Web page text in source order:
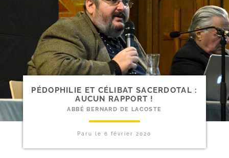
PÉDOPHILIE ET CÉLIBAT SACERDOTAL :
AUCUN RAPPORT !
ABBÉ BERNARD DE LACOSTE
Paru le6 février 2020